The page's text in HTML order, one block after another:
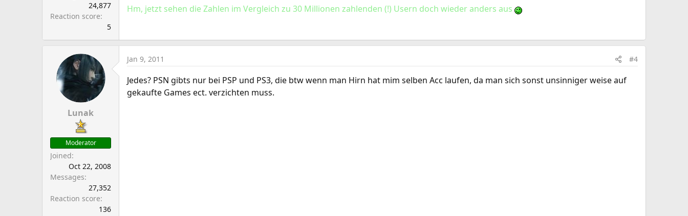
24,877
Reaction score
5
Hm, jetzt sehen die Zahlen im Vergleich zu 30 Millionen zahlenden (!) Usern doch wieder anders aus
Lunak
Moderator
Joined
Oct 22, 2008
Messages
27,352
Reaction score
136
Jan 9, 2011 #4
Jedes? PSN gibts nur bei PSP und PS3, die btw wenn man Hirn hat mim selben Acc laufen, da man sich sonst unsinniger weise auf
gekaufte Games ect. verzichten muss.